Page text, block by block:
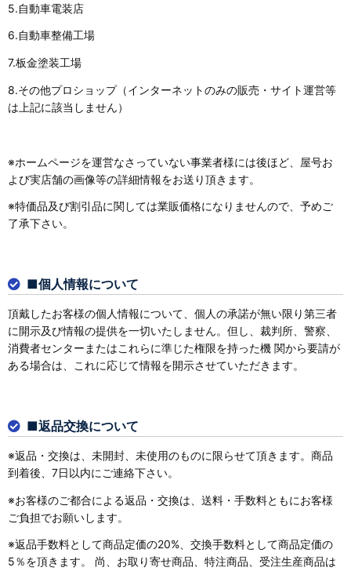
5.自動車電装店
6.自動車整備工場
7.板金塗装工場
8.その他プロショップ（インターネットのみの販売・サイト運営等
は上記に該当しません）
※ホームページを運営なさっていない事業者様には後ほど、屋号お
よび実店舗の画像等の詳細情報をお送り頂きます。
※特価品及び割引品に関しては業販価格になりませんので、予めご
了承下さい。
■個人情報について
頂戴したお客様の個人情報について、個人の承諾が無い限り第三者
に開示及び情報の提供を一切いたしません。但し、裁判所、警察、
消費者センターまたはこれらに準じた権限を持った機 関から要請が
ある場合は、これに応じて情報を開示させていただきます。
■返品交換について
※返品・交換は、未開封、未使用のものに限らせて頂きます。商品
到着後、7日以内にご連絡下さい。
※お客様のご都合による返品・交換は、送料・手数料ともにお客様
ご負担でお願いします。
※返品手数料として商品定価の20%、交換手数料として商品定価の
5％を頂きます。 尚、お取り寄せ商品、特注商品、受注生産商品は